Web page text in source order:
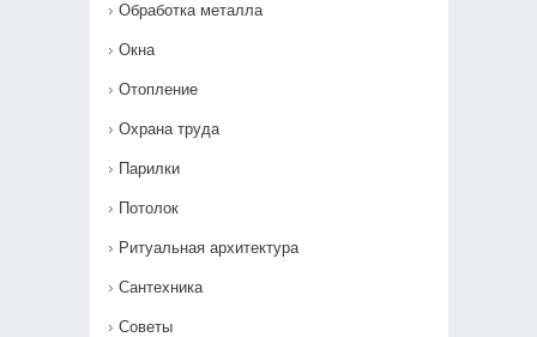
Обработка металла
Окна
Отопление
Охрана труда
Парилки
Потолок
Ритуальная архитектура
Сантехника
Советы